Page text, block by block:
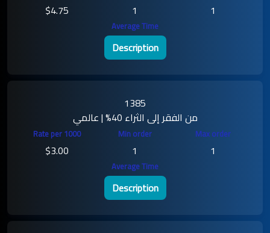
$4.75
1 1
Description
1385
من الفقر إلى الثراء 40% | عالمي
$3.00
1 1
Description